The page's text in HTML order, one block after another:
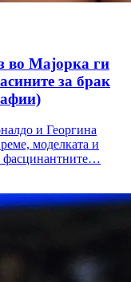
во Мајорка ги
за брак
и Георгина
моделката и
фасцинантните…